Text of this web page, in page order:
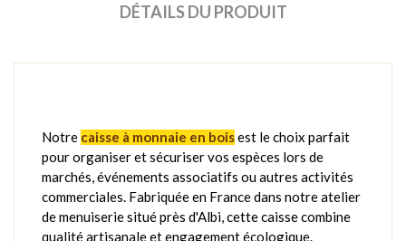
DÉTAILS DU PRODUIT
Notre caisse à monnaie en boisest le choix parfait
pour organiser et sécuriser vos espèces lors de
marchés, événements associatifs ou autres activités
commerciales. Fabriquée en France dans notre atelier
de menuiserie situé près d'Albi, cette caisse combine
qualité artisanale et engagement écologique.